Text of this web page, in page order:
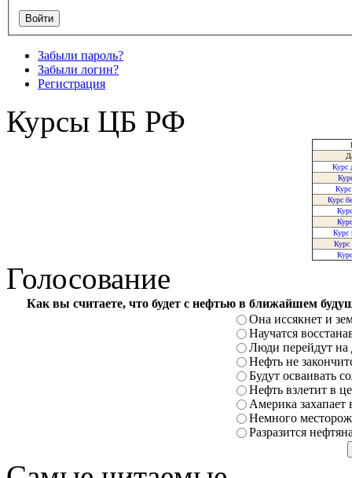
Забыли пароль?
Забыли логин?
Регистрация
Курсы ЦБ РФ
Курс
Курс
Курс
Курс
Голосование
Как вы считаете, что будет с нефтью в ближайшем
Она иссякнет и
Научатся
Люди перейдут на
Нефть не
Будут осваивать
Нефть взлетит в
Америка захапает
Немного
Разразится